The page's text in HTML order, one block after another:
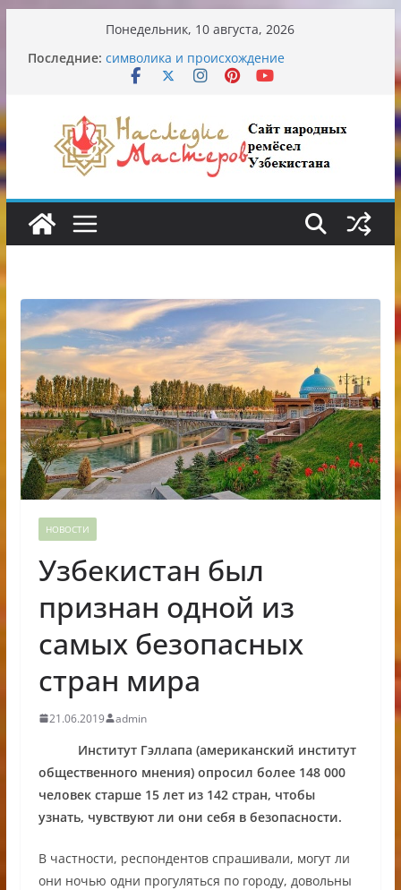
содержимому
Понедельник, 10 августа, 2026
Последние: Узбекские традиционные узоры:
символика и происхождение
Опасная диета Алины Загитовой
От знахарей до университетских клиник
Обрушение на одном из ключевых
перекрёстков Ташкента: перекрыт
путепровод на Буюк Ипак Йули
НОВОСТИ
Узбекистан был
признан одной из
самых безопасных
стран мира
21.06.2019 admin
Институт Гэллапа (американский институт
общественного мнения) опросил более 148 000
человек старше 15 лет из 142 стран, чтобы
узнать, чувствуют ли они себя в безопасности.
В частности, респондентов спрашивали, могут ли
они ночью одни прогуляться по городу, довольны